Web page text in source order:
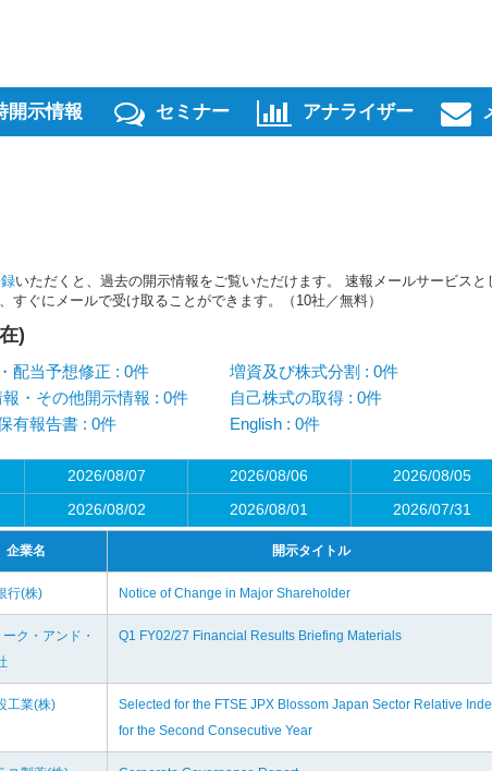
開示情報 セミナー アナライザー
いただくと、過去の開示情報をご覧いただけます。 速報メールサービスと
ぐにメールで受け取ることができます。（10社／無料）
)
配当予想修正 : 0件
増資及び株式分割 : 0件
報・その他開示情報 : 0件
自己株式の取得 : 0件
有報告書 : 0件 English : 0件
2026/08/07 2026/08/06
2026/08/05
2026/08/02 2026/08/01 2026/07/31
企業名 開示タイトル
行(株) Notice of Change in Major Shareholder
ク・アンド・
Q1 FY02/27 Financial Results Briefing Materials
工業(株)
Selected for the FTSE JPX Blossom Japan Sector Relative
for the Second Consecutive Year